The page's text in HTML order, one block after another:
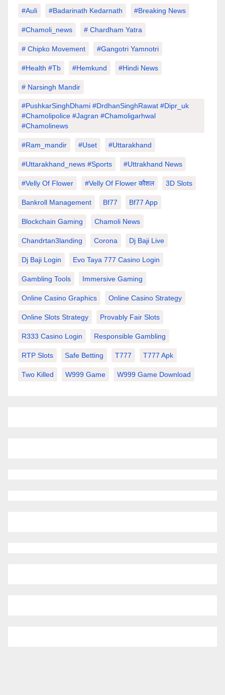
#auli #Badarinath Kedarnath #Breaking News
#chamoli_news # Chardham Yatra
# Chipko Movement #Gangotri Yamnotri
#Health #tb #hemkund #hindi News
# Narsingh Mandir
#PushkarSinghDhami #drdhanSinghRawat #dipr_uk
#chamolipolice #Jagran #chamoligarhwal
#chamolinews
#Ram_mandir #uset #uttarakhand
#Uttarakhand_news #sports #Uttrakhand News
#velly Of Flower #velly Of Flower कौशल 3D Slots
Bankroll Management Bf77 Bf77 App
Blockchain Gaming Chamoli News
Chandrtan3landing Corona Dj Baji Live
Dj Baji Login Evo Taya 777 Casino Login
Gambling Tools Immersive Gaming
Online Casino Graphics Online Casino Strategy
Online Slots Strategy Provably Fair Slots
R333 Casino Login Responsible Gambling
RTP Slots Safe Betting T777 T777 Apk
Two Killed W999 Game W999 Game Download